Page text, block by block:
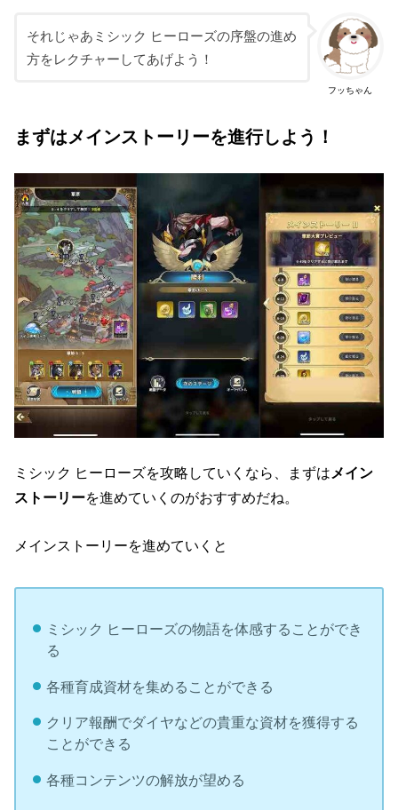
フッちゃん
それじゃあミシック ヒーローズの序盤の進め
方をレクチャーしてあげよう！
まずはメインストーリーを進行しよう！
ミシック ヒーローズを攻略していくなら、まずは メイン
ストーリーを進めていくのがおすすめだね。
メインストーリーを進めていくと
ミシック ヒーローズの物語を体感することができ
る
各種育成資材を集めることができる
クリア報酬でダイヤなどの貴重な資材を獲得する
ことができる
各種コンテンツの解放が望める